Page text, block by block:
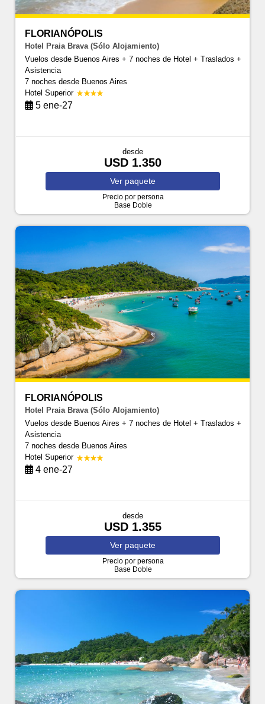
FLORIANÓPOLIS
Hotel Praia Brava (Sólo Alojamiento)
Vuelos desde Buenos Aires + 7 noches de Hotel + Traslados +
Asistencia
7 nochesdesde Buenos Aires
Hotel Superior
5 ene-27
desde
USD 1.350
Ver paquete
Precio por persona
Base Doble
FLORIANÓPOLIS
Hotel Praia Brava (Sólo Alojamiento)
Vuelos desde Buenos Aires + 7 noches de Hotel + Traslados +
Asistencia
7 nochesdesde Buenos Aires
Hotel Superior
4 ene-27
desde
USD 1.355
Ver paquete
Precio por persona
Base Doble